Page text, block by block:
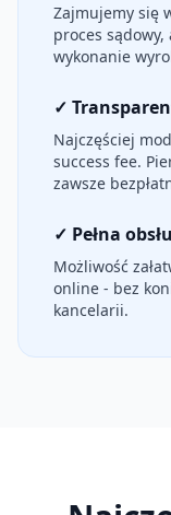
Zajmujemy się
proces
wykonanie
✓
Najczęściej
success fee.
zawsze
✓ Pełna
Możliwość
online - bez
kancelarii.